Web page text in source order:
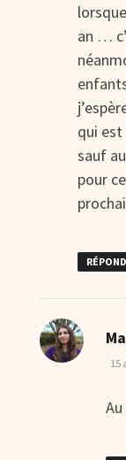
an …
qui
sauf
pour
15